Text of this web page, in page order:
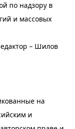
по надзору в
и массовых
– Шилов
на
и